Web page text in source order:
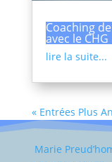
Coaching
avec le CHG
lire la suite...
« Entrées Plus
Marie